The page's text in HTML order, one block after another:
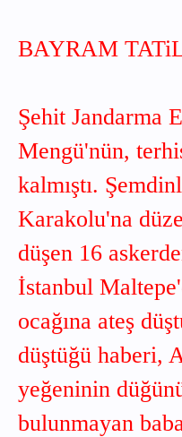
BAYRAM
Şehit Jandarma
Mengü'nün,
kalmıştı.
Karakolu'na
düşen 16
İstanbul
ocağına ateş
düştüğü haberi,
yeğeninin
bulunmayan